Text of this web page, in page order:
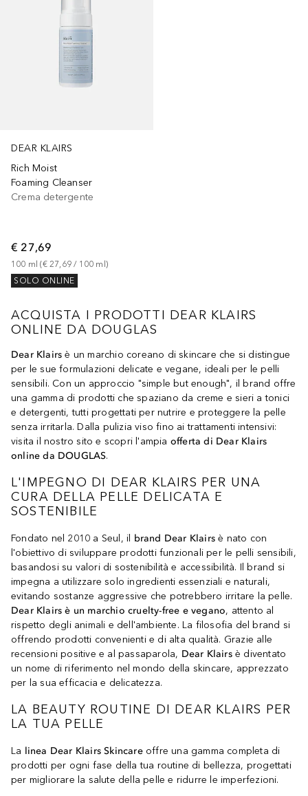
DEAR KLAIRS
Rich Moist
Foaming Cleanser
Crema detergente
€ 27,69
100 ml (€ 27,69 / 100 ml)
SOLO ONLINE
ACQUISTA I PRODOTTI DEAR KLAIRS
ONLINE DA DOUGLAS
Dear Klairs è un marchio coreano di skincare che si distingue
per le sue formulazioni delicate e vegane, ideali per le pelli
sensibili. Con un approccio "simple but enough", il brand offre
una gamma di prodotti che spaziano da creme e sieri a tonici
e detergenti, tutti progettati per nutrire e proteggere la pelle
senza irritarla. Dalla pulizia viso fino ai trattamenti intensivi:
visita il nostro sito e scopri l'ampia offerta di Dear Klairs
online da DOUGLAS.
L'IMPEGNO DI DEAR KLAIRS PER UNA
CURA DELLA PELLE DELICATA E
SOSTENIBILE
Fondato nel 2010 a Seul, il brand Dear Klairs è nato con
l'obiettivo di sviluppare prodotti funzionali per le pelli sensibili,
basandosi su valori di sostenibilità e accessibilità. Il brand si
impegna a utilizzare solo ingredienti essenziali e naturali,
evitando sostanze aggressive che potrebbero irritare la pelle.
Dear Klairs è un marchio cruelty-free e vegano, attento al
rispetto degli animali e dell'ambiente. La filosofia del brand si
offrendo prodotti convenienti e di alta qualità. Grazie alle
recensioni positive e al passaparola, Dear Klairsè diventato
un nome di riferimento nel mondo della skincare, apprezzato
per la sua efficacia e delicatezza.
LA BEAUTY ROUTINE DI DEAR KLAIRS PER
LA TUA PELLE
La linea Dear Klairs Skincareoffre una gamma completa di
prodotti per ogni fase della tua routine di bellezza, progettati
per migliorare la salute della pelle e ridurre le imperfezioni.